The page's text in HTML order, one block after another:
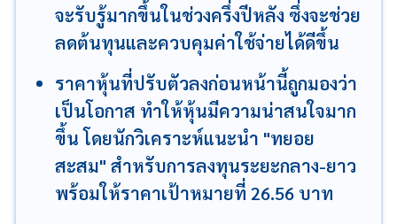
จะรับรู้มากขึ้นในช่วงครึ่งปีหลัง ซึ่งจะช่วย
ลดต้นทุนและควบคุมค่าใช้จ่ายได้ดีขึ้น
ราคาหุ้นที่ปรับตัวลงก่อนหน้านี้ถูกมองว่า
เป็นโอกาส ทำให้หุ้นมีความน่าสนใจมาก
ขึ้น โดยนักวิเคราะห์แนะนำ "ทยอย
สะสม" สำหรับการลงทุนระยะกลาง-ยาว
พร้อมให้ราคาเป้าหมายที่ 26.56 บาท